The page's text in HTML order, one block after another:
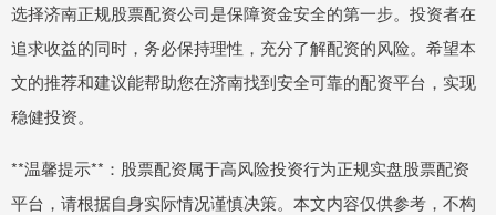
选择济南正规股票配资公司是保障资金安全的第一步。投资者在
追求收益的同时，务必保持理性，充分了解配资的风险。希望本
文的推荐和建议能帮助您在济南找到安全可靠的配资平台，实现
稳健投资。
**温馨提示**：股票配资属于高风险投资行为正规实盘股票配资
平台，请根据自身实际情况谨慎决策。本文内容仅供参考，不构